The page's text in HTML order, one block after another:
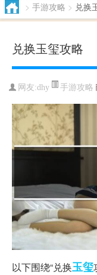
> 手游攻略 > 兑换
兑换玉玺攻略
网友:dhy 手游攻略
以下围绕“兑换玉玺